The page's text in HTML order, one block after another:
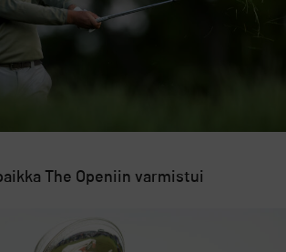
The Openiin varmistui